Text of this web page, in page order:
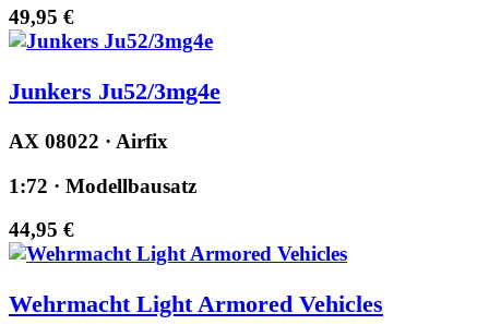
49,95 €
Junkers Ju52/3mg4e
AX 08022 · Airfix
1:72 · Modellbausatz
44,95 €
Wehrmacht Light Armored Vehicles